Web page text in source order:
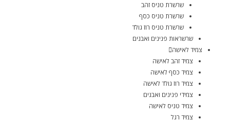
שרשרת טניס זהב
שרשרת טניס כסף
שרשרת טניס רוז גולד
שרשראות פנינים ואבנים
צמיד לאישה
צמיד זהב לאישה
צמיד כסף לאישה
צמיד רוז גולד לאישה
צמידי פנינים ואבנים
צמיד טניס לאישה
צמיד רגל